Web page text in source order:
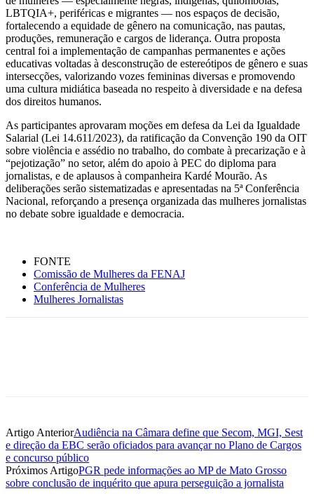
LBTQIA+, periféricas e migrantes — nos espaços de decisão,
fortalecendo a equidade de gênero na comunicação, nas pautas,
produções, remuneração e cargos de liderança. Outra proposta
central foi a implementação de campanhas permanentes e ações
educativas voltadas à desconstrução de estereótipos de gênero e suas
intersecções, valorizando vozes femininas diversas e promovendo
uma cultura midiática baseada no respeito à diversidade e na defesa
dos direitos humanos.
As participantes aprovaram moções em defesa da Lei da Igualdade
Salarial (Lei 14.611/2023), da ratificação da Convenção 190 da OIT
sobre violência e assédio no trabalho, do combate à precarização e à
“pejotização” no setor, além do apoio à PEC do diploma para
jornalistas, e de aplausos à companheira Kardé Mourão. As
deliberações serão sistematizadas e apresentadas na 5ª Conferência
Nacional, reforçando a presença organizada das mulheres jornalistas
no debate sobre igualdade e democracia.
FONTE
Comissão de Mulheres da FENAJ
Conferência de Mulheres
Mulheres Jornalistas
Artigo AnteriorAudiência na Câmara define que Secom, MGI, Sest
e direção da EBC serão oficiados para avançar no Plano de Cargos
e concurso público
Próximos ArtigoPGR pede informações ao MP de Mato Grosso
sobre conclusão de inquérito que apura perseguição a jornalista